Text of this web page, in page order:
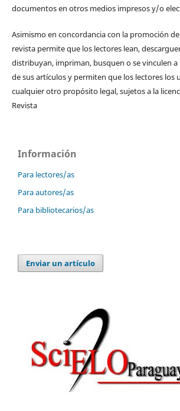
documentos en otros medios impresos y/o
Asimismo en concordancia con la promoción
revista permite que los lectores lean,
distribuyan, impriman, busquen o se vinculen
de sus artículos y permiten que los lectores los
cualquier otro propósito legal, sujetos a la
Revista
Información
Para lectores/as
Para autores/as
Para bibliotecarios/as
Enviar un artículo